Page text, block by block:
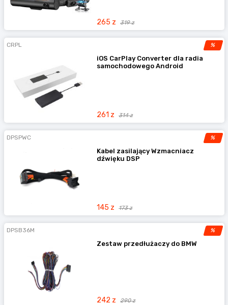
265 z 319 z
%
CRPL
iOS CarPlay Converter dla radia
samochodowego Android
261 z 314 z
%
DPSPWC
Kabel zasilający Wzmacniacz
dźwięku DSP
145 z 173 z
%
DPSB36M
Zestaw przedłużaczy do BMW
242 z 290 z